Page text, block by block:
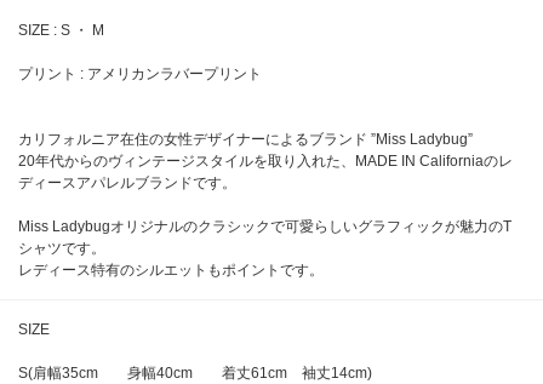
SIZE : S ・ M
プリント : アメリカンラバープリント
カリフォルニア在住の女性デザイナーによるブランド ”Miss Ladybug”
20年代からのヴィンテージスタイルを取り入れた、MADE IN Californiaのレ
ディースアパレルブランドです。
Miss Ladybugオリジナルのクラシックで可愛らしいグラフィックが魅力のT
シャツです。
レディース特有のシルエットもポイントです。
SIZE
S(肩幅35cm 身幅40cm 着丈61cm 袖丈14cm)